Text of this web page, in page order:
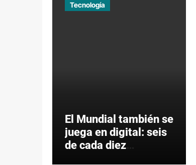
Tecnología
El Mundial también se
juega en digital: seis
de cada diez